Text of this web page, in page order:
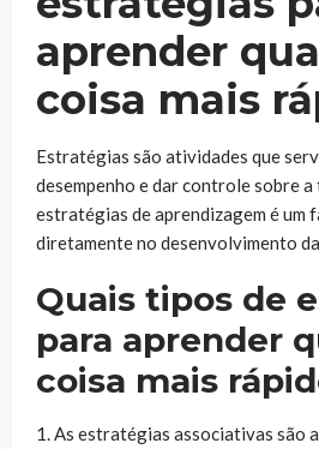
aprender
coisa mais
Estratégias são atividades que
desempenho e dar controle sobre
estratégias de aprendizagem é um
diretamente no desenvolvimento
Quais tipos de
para aprender
coisa mais
1. As estratégias associativas são